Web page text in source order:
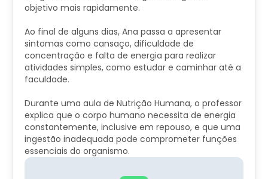
objetivo mais rapidamente.
Ao final de alguns dias, Ana passa a apresentar
sintomas como cansaço, dificuldade de
concentração e falta de energia para realizar
atividades simples, como estudar e caminhar até a
faculdade.
Durante uma aula de Nutrição Humana, o professor
explica que o corpo humano necessita de energia
constantemente, inclusive em repouso, e que uma
ingestão inadequada pode comprometer funções
essenciais do organismo.